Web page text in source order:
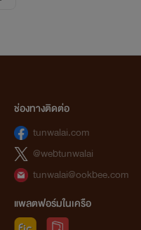
ช่องทางติดต่อ
tunwalai.com
@webtunwalai
tunwalai@ookbee.com
แพลตฟอร์มในเครือ